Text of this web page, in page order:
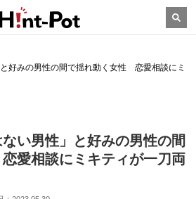
と好みの男性の間で揺れ動く女性 恋愛相談にミ
ない男性」と好みの男性の間
愛相談にミキティが一刀両